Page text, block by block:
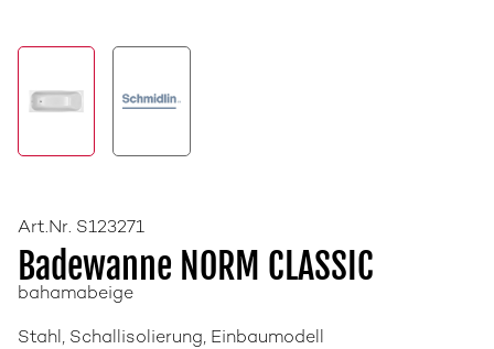
Art.Nr. S123271
Badewanne NORM CLASSIC
bahamabeige
Stahl, Schallisolierung, Einbaumodell